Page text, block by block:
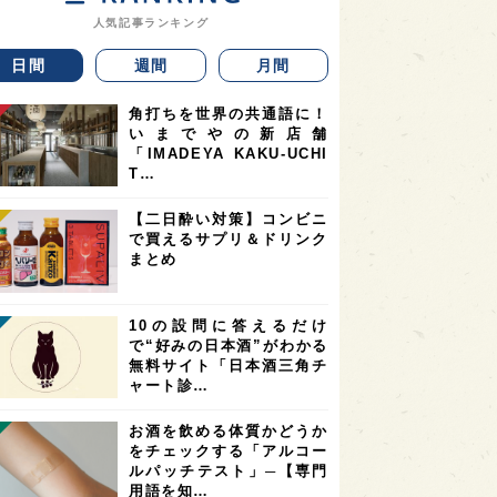
人気記事ランキング
日間 週間 月間
角打ちを世界の共通語に！
いまでやの新店舗
「IMADEYA KAKU-UCHI
T…
【二日酔い対策】コンビニ
で買えるサプリ＆ドリンク
まとめ
10の設問に答えるだけ
で“好みの日本酒”がわかる
無料サイト「日本酒三角チ
ャート診…
お酒を飲める体質かどうか
をチェックする「アルコー
ルパッチテスト」─【専門
用語を知…